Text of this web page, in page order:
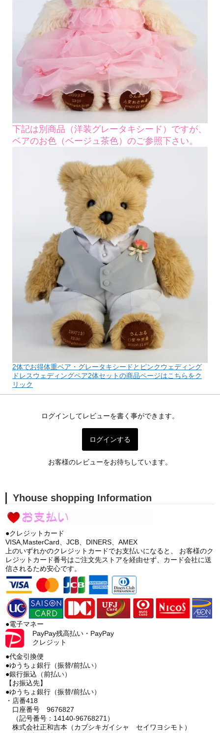
下記は別商品（洋装グレータキシード）ですが、
ベアのお色（ベージュ茶色）のご参照下さい。
2体でお得体重ベア・グレータキシードとピンクウェディング
ドレスウェディングペア2体セットの商品ページはこちらをク
リック
ログインしてレビューを書く事ができます。
ログインする
お客様のレビューをお待ちしています。
Yhouse shopping Information
●クレジットカード
VISA,MasterCard、JCB、DINERS、AMEX
上のいずれかのクレジットカードでお支払いになると、 お客様のク
レジットカード番号はご注文先ストアを経由せず、カード会社に送
信されるため安心です。
●電子マネー
PayPay残高払い・PayPay
クレジット
●代金引換便
●ゆうちょ銀行（振替/前払い）
●銀行振込（前払い）
【お振込先】
●ゆうちょ銀行（振替/前払い）
・店番418
口座番号 9676827
（記号番号：14140-96768271）
株式会社正和吉本（カブシキガイシャ セイワヨシモト）